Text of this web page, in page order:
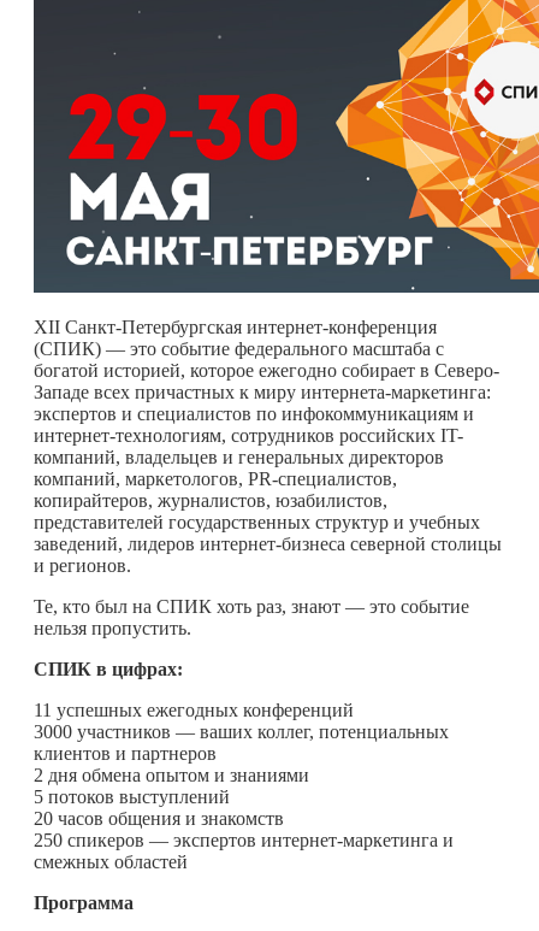
XII Санкт-Петербургская интернет-конференция
(СПИК) — это событие федерального масштаба с
богатой историей, которое ежегодно собирает в Северо-
Западе всех причастных к миру интернета-маркетинга:
экспертов и специалистов по инфокоммуникациям и
интернет-технологиям, сотрудников российских IT-
компаний, владельцев и генеральных директоров
компаний, маркетологов, PR-специалистов,
копирайтеров, журналистов, юзабилистов,
представителей государственных структур и учебных
заведений, лидеров интернет-бизнеса северной столицы
и регионов.
Те, кто был на СПИК хоть раз, знают — это событие
нельзя пропустить.
СПИК в цифрах:
11 успешных ежегодных конференций
3000 участников — ваших коллег, потенциальных
клиентов и партнеров
2 дня обмена опытом и знаниями
5 потоков выступлений
20 часов общения и знакомств
250 спикеров — экспертов интернет-маркетинга и
смежных областей
Программа